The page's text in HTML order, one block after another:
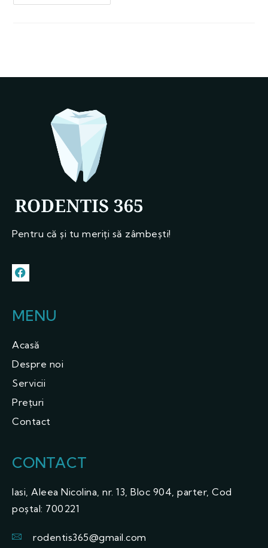
Pentru că și tu meriți să zâmbești!
MENU
Acasă
Despre noi
Servicii
Prețuri
Contact
CONTACT
Iasi, Aleea Nicolina, nr. 13, Bloc 904, parter, Cod
poștal: 700221
rodentis365@gmail.com